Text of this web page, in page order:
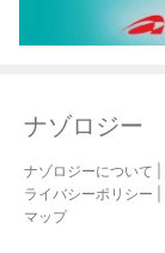
ナゾロジー
ナゾロジーについて
ライバシーポリシー
マップ